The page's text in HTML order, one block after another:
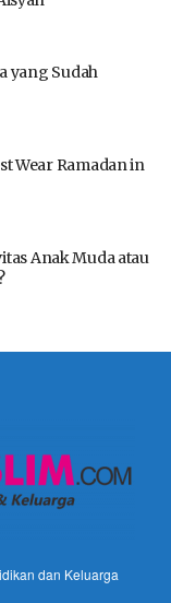
yang Sudah
Wear Ramadan in
Anak Muda atau
dan Keluarga